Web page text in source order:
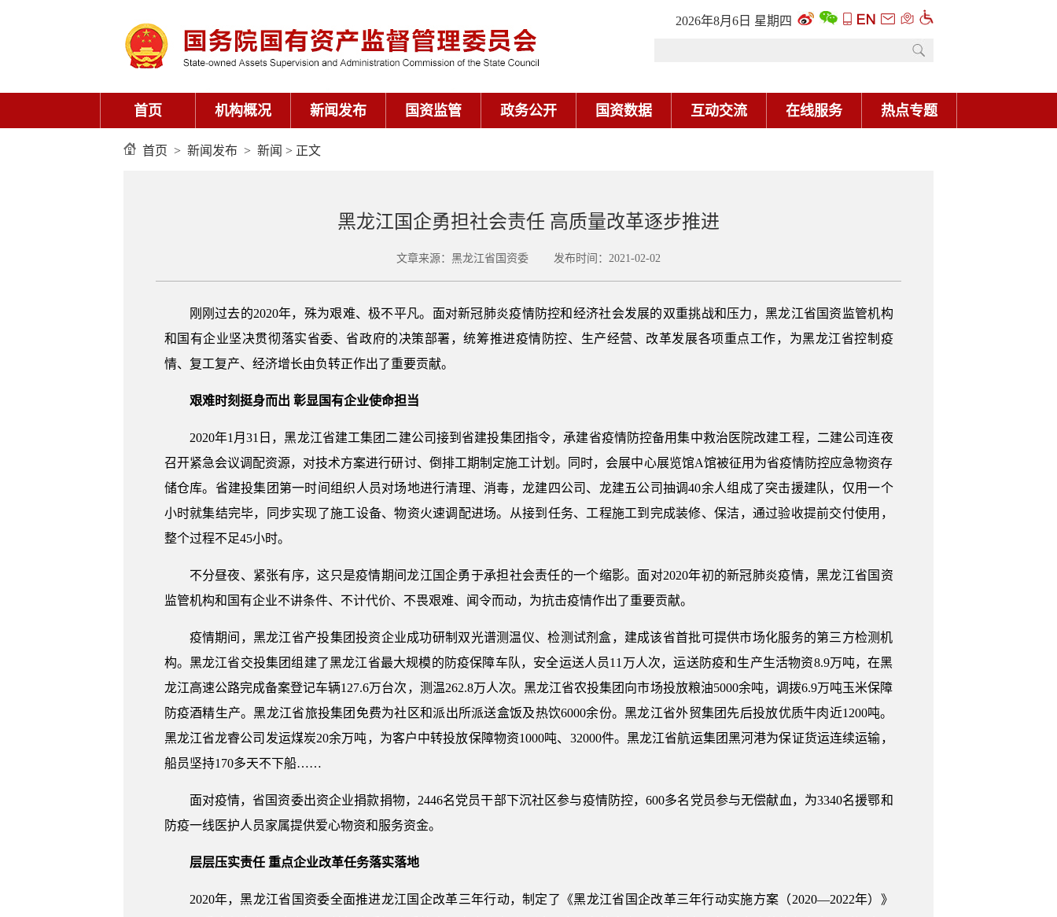
2026年8月6日 星期四
首页 机构概况 新闻发布 国资监管 政务公开 国资数据 互动交流 在线服务 热点专题
首页 > 新闻发布 > 新闻 > 正文
黑龙江国企勇担社会责任 高质量改革逐步推进
文章来源：黑龙江省国资委 发布时间：2021-02-02
刚刚过去的2020年，殊为艰难、极不平凡。面对新冠肺炎疫情防控和经济社会发展的双重挑战和压力，黑龙江省国资监管机构
和国有企业坚决贯彻落实省委、省政府的决策部署，统筹推进疫情防控、生产经营、改革发展各项重点工作，为黑龙江省控制疫
情、复工复产、经济增长由负转正作出了重要贡献。
艰难时刻挺身而出 彰显国有企业使命担当
2020年1月31日，黑龙江省建工集团二建公司接到省建投集团指令，承建省疫情防控备用集中救治医院改建工程，二建公司连夜
召开紧急会议调配资源，对技术方案进行研讨、倒排工期制定施工计划。同时，会展中心展览馆A馆被征用为省疫情防控应急物资存
储仓库。省建投集团第一时间组织人员对场地进行清理、消毒，龙建四公司、龙建五公司抽调40余人组成了突击援建队，仅用一个
小时就集结完毕，同步实现了施工设备、物资火速调配进场。从接到任务、工程施工到完成装修、保洁，通过验收提前交付使用，
整个过程不足45小时。
不分昼夜、紧张有序，这只是疫情期间龙江国企勇于承担社会责任的一个缩影。面对2020年初的新冠肺炎疫情，黑龙江省国资
监管机构和国有企业不讲条件、不计代价、不畏艰难、闻令而动，为抗击疫情作出了重要贡献。
疫情期间，黑龙江省产投集团投资企业成功研制双光谱测温仪、检测试剂盒，建成该省首批可提供市场化服务的第三方检测机
构。黑龙江省交投集团组建了黑龙江省最大规模的防疫保障车队，安全运送人员11万人次，运送防疫和生产生活物资8.9万吨，在黑
龙江高速公路完成备案登记车辆127.6万台次，测温262.8万人次。黑龙江省农投集团向市场投放粮油5000余吨，调拨6.9万吨玉米保障
防疫酒精生产。黑龙江省旅投集团免费为社区和派出所派送盒饭及热饮6000余份。黑龙江省外贸集团先后投放优质牛肉近1200吨。
黑龙江省龙睿公司发运煤炭20余万吨，为客户中转投放保障物资1000吨、32000件。黑龙江省航运集团黑河港为保证货运连续运输，
船员坚持170多天不下船……
面对疫情，省国资委出资企业捐款捐物，2446名党员干部下沉社区参与疫情防控，600多名党员参与无偿献血，为3340名援鄂和
防疫一线医护人员家属提供爱心物资和服务资金。
层层压实责任 重点企业改革任务落实落地
2020年，黑龙江省国资委全面推进龙江国企改革三年行动，制定了《黑龙江省国企改革三年行动实施方案（2020—2022年）》